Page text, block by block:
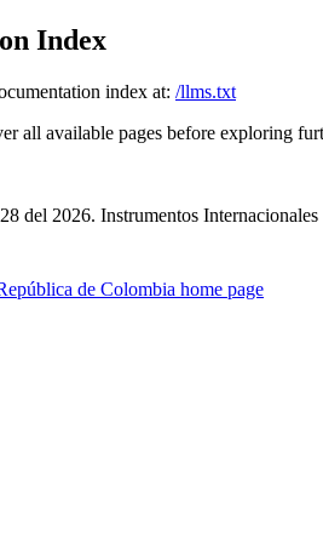
Index
index at: /llms.txt
all available pages before exploring
del 2026. Instrumentos Internacionales
de Colombia home page